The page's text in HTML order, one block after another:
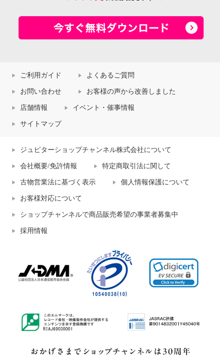
ご利用ガイド よくあるご質問
お問い合わせ お客様の声から改善しました
店舗情報 イベント・催事情報
サイトマップ
ジュピターショップチャンネル株式会社について
会社概要/免許情報 特定商取引法に関して
古物営業法に基づく表示 個人情報保護について
お客様対応について
ショップチャンネルで商品販売希望の事業者募集中
採用情報